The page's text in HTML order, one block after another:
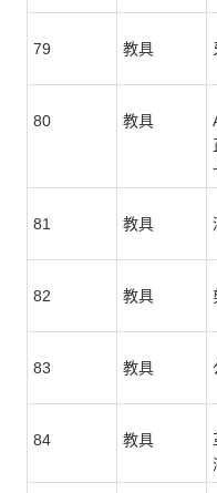
79 教具
80 教具
81 教具
82 教具
83 教具
84 教具